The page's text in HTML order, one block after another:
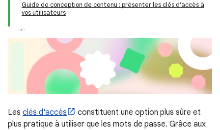
Guide de conception de contenu : présenter les clés d'accès à
vos utilisateurs
Les clés d'accès
constituent une option plus sûre et
plus pratique à utiliser que les mots de passe. Grâce aux